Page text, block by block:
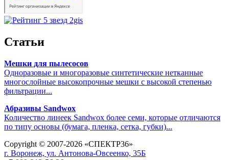
Статьи
Мешки для пылесосов
Одноразовые и многоразовые синтетические нетканные
многослойные высокопрочные мешки с высокой степенью
фильтрации...
Абразивы Sandwox
Количество линеек Sandwox более семи, которые отличаются
по типу основы (бумага, пленка, сетка, губки)...
Copyright © 2007-2026 «СПЕКТР36»
г. Воронеж, ул. Антонова-Овсеенко, 35Б